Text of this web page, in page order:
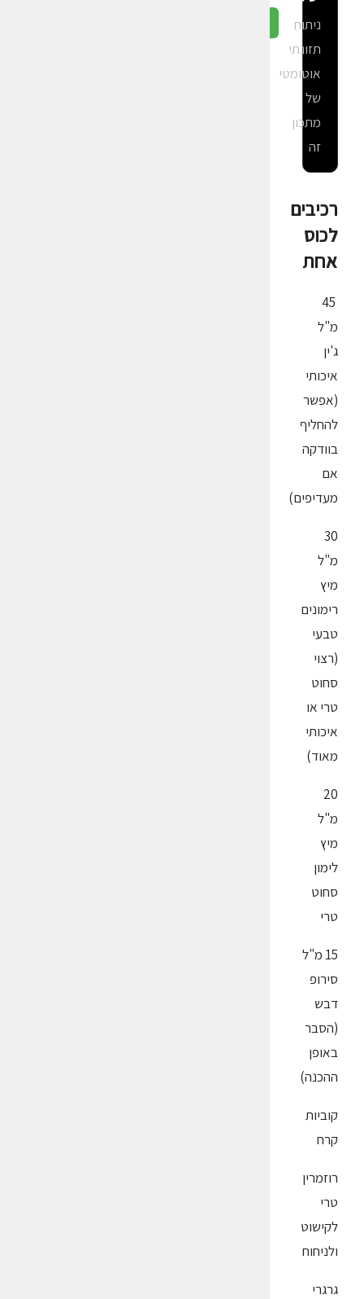
ניתוח
תזונתי
אוטומטי
של
מתכון
זה
רכיבים
לכוס
אחת
45
מ"ל
ג'ין
איכותי
(אפשר
להחליף
בוודקה
אם
מעדיפים)
30
מ"ל
מיץ
רימונים
טבעי
(רצוי
סחוט
טרי או
איכותי
מאוד)
20
מ"ל
מיץ
לימון
סחוט
טרי
15 מ"ל
סירופ
דבש
(הסבר
באופן
ההכנה)
קוביות
קרח
רוזמרין
טרי
לקישוט
ולניחוח
גרגרי